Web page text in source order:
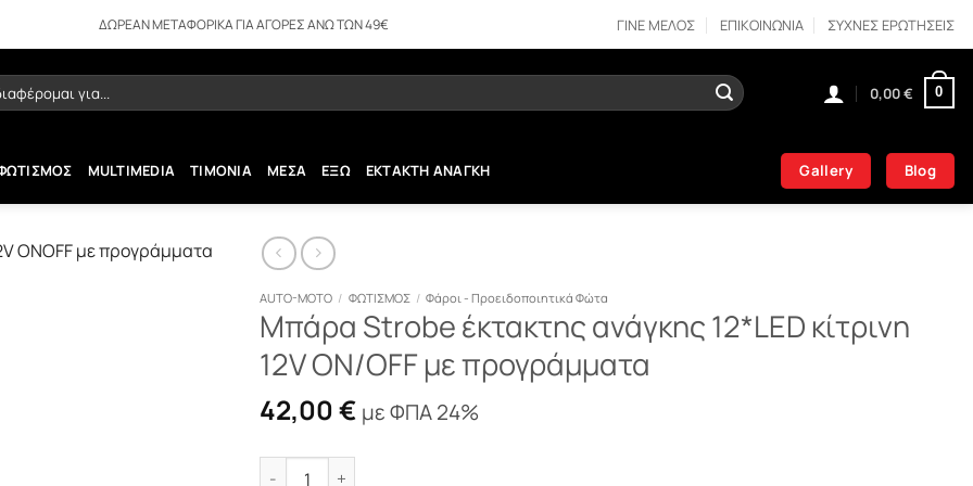
ΔΩΡΕΑΝ ΜΕΤΑΦΟΡΙΚΑ ΓΙΑ ΑΓΟΡΕΣ ΑΝΩ ΤΩΝ 49€ ΓΙΝΕ ΜΕΛΟΣ ΕΠΙΚΟΙΝΩΝΙΑ ΣΥΧΝΕΣ ΕΡΩΤΗΣΕΙΣ
0,00€ 0
MULTIMEDIA ΤΙΜΟΝΙΑ ΜΕΣΑ ΕΞΩ ΕΚΤΑΚΤΗ ΑΝΑΓΚΗ Gallery Blog
AUTO-MOTO / ΦΩΤΙΣΜΟΣ / Φάροι - Προειδοποιητικά Φώτα
Μπάρα Strobe έκτακτης ανάγκης 12*LED κίτρινη
12V ON/OFF με προγράμματα
42,00€ με ΦΠΑ 24%
Μπάρα Strobe έκτακτης ανάγκης 12*LED κίτρινη 12V ON/OFF με προγράμματα ποσότητα